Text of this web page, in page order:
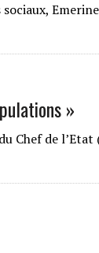
»
Chef de